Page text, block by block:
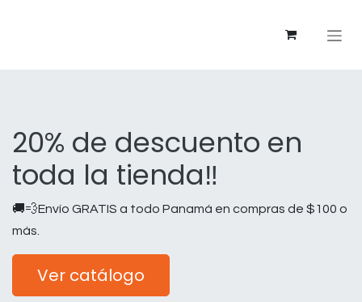
20% de descuento en
toda la tienda‼️
🚚💨Envío GRATIS a todo Panamá en compras de $100 o
más.
Ver catálogo